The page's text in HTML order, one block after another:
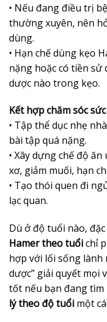
• Nếu đang điều trị
thường xuyên, nên
dùng.
• Hạn chế dùng kẹo
nặng hoặc có tiền
dược nào trong kẹo.
Kết hợp chăm sóc
• Tập thể dục nhẹ
bài tập quá nặng.
• Xây dựng chế độ
xơ, giảm muối, hạn
• Tạo thói quen đi
lạc quan.
Dù ở độ tuổi nào,
Hamer theo tuổichỉ
hợp với lối sống lành
dược” giải quyết mọi
tốt nếu bạn đang
lý theo độ tuổi một